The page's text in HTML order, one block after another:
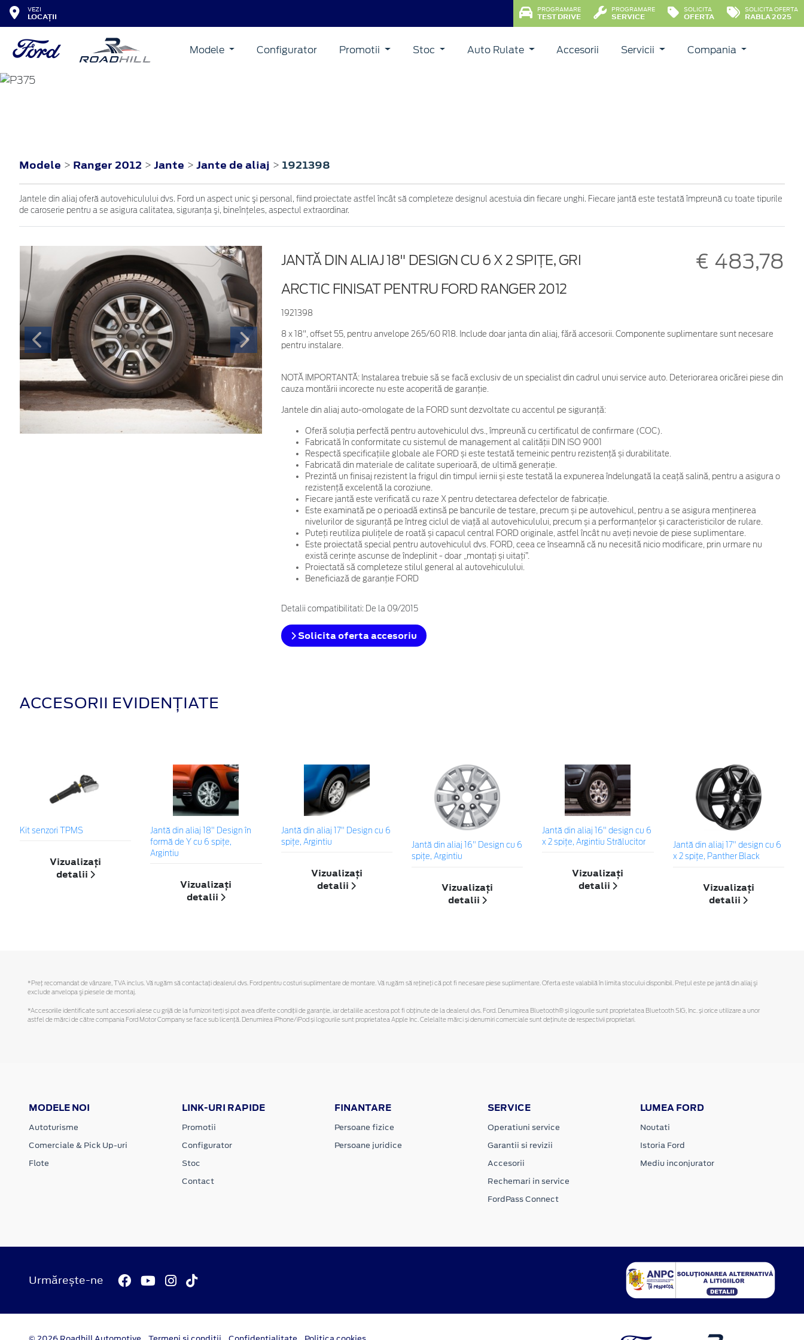
VEZI
LOCAȚII
PROGRAMARE
TEST DRIVE
PROGRAMARE
SERVICE
SOLICITA
OFERTA
SOLICITA OFERTA
RABLA 2025
Modele Configurator Promotii Stoc Auto Rulate Accesorii Servicii Compania
Modele > Ranger 2012 > Jante > Jante de aliaj > 1921398
Jantele din aliaj oferă autovehiculului dvs. Ford un aspect unic şi personal, fiind proiectate astfel încât să completeze designul acestuia din fiecare unghi. Fiecare jantă este testată împreună cu toate tipurile
de caroserie pentru a se asigura calitatea, siguranţa şi, bineînţeles, aspectul extraordinar.
JANTĂ DIN ALIAJ 18" DESIGN CU 6 X 2 SPIŢE, GRI
ARCTIC FINISAT PENTRU FORD RANGER 2012
1921398
€ 483,78
8 x 18", offset 55, pentru anvelope 265/60 R18. Include doar janta din aliaj, fără accesorii. Componente suplimentare sunt necesare
pentru instalare.
NOTĂ IMPORTANTĂ:Instalarea trebuie să se facă exclusiv de un specialist din cadrul unui service auto. Deteriorarea oricărei piese din
cauza montării incorecte nu este acoperită de garanţie.
Jantele din aliaj auto-omologate de la FORD sunt dezvoltate cu accentul pe siguranță:
Oferă soluția perfectă pentru autovehiculul dvs., împreună cu certificatul de confirmare (COC).
Fabricată în conformitate cu sistemul de management al calității DIN ISO 9001
Respectă specificațiile globale ale FORD și este testată temeinic pentru rezistență și durabilitate.
Fabricată din materiale de calitate superioară, de ultimă generație.
Prezintă un finisaj rezistent la frigul din timpul iernii și este testată la expunerea îndelungată la ceață salină, pentru a asigura o
rezistență excelentă la coroziune.
Fiecare jantă este verificată cu raze X pentru detectarea defectelor de fabricație.
Este examinată pe o perioadă extinsă pe bancurile de testare, precum și pe autovehicul, pentru a se asigura menținerea
nivelurilor de siguranță pe întreg ciclul de viață al autovehiculului, precum și a performanțelor și caracteristicilor de rulare.
Puteți reutiliza piulițele de roată și capacul central FORD originale, astfel încât nu aveți nevoie de piese suplimentare.
Este proiectată special pentru autovehiculul dvs. FORD, ceea ce înseamnă că nu necesită nicio modificare, prin urmare nu
există cerințe ascunse de îndeplinit - doar „montați și uitați”.
Proiectată să completeze stilul general al autovehiculului.
Beneficiază de garanție FORD
Detalii compatibilitati: De la 09/2015
Solicita oferta accesoriu
ACCESORII EVIDENȚIATE
Kit senzori TPMS
Vizualizați
detalii
Jantă din aliaj 18" Design în
formă de Y cu 6 spiţe,
Argintiu
Vizualizați
detalii
Jantă din aliaj 17" Design cu 6
spiţe, Argintiu
Vizualizați
detalii
Jantă din aliaj 16" Design cu 6
spiţe, Argintiu
Vizualizați
detalii
Jantă din aliaj 16" design cu 6
x 2 spiţe, Argintiu Strălucitor
Vizualizați
detalii
Jantă din aliaj 17" design cu 6
x 2 spiţe, Panther Black
Vizualizați
detalii
*Preţ recomandat de vânzare, TVA inclus. Vă rugăm să contactaţi dealerul dvs. Ford pentru costuri suplimentare de montare. Vă rugăm să reţineţi că pot fi necesare piese suplimentare. Oferta este valabilă în limita stocului disponibil. Preţul este pe jantă din aliaj şi
exclude anvelopa şi piesele de montaj.
*Accesoriile identificate sunt accesorii alese cu grijă de la furnizori terți și pot avea diferite condiții de garanție, iar detaliile acestora pot fi obținute de la dealerul dvs. Ford. Denumirea Bluetooth® și logourile sunt proprietatea Bluetooth SIG, Inc. și orice utilizare a unor
astfel de mărci de către compania Ford Motor Company se face sub licență. Denumirea iPhone/iPod și logourile sunt proprietatea Apple Inc. Celelalte mărci și denumiri comerciale sunt deținute de respectivii proprietari.
MODELE NOI
Autoturisme
Comerciale & Pick Up-uri
Flote
LINK-URI RAPIDE
Promotii
Configurator
Stoc
Contact
FINANTARE
Persoane fizice
Persoane juridice
SERVICE
Operatiuni service
Garantii si revizii
Accesorii
Rechemari in service
FordPass Connect
LUMEA FORD
Noutati
Istoria Ford
Mediu inconjurator
Urmărește-ne